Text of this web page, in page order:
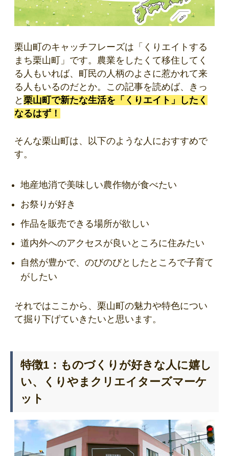
栗山町のキャッチフレーズは「くりエイトする
まち栗山町」です。農業をしたくて移住してく
る人もいれば、町民の人柄のよさに惹かれて来
る人もいるのだとか。この記事を読めば、きっ
と 栗山町で新たな生活を「くりエイト」したく
なるはず！
そんな栗山町は、以下のような人におすすめで
す。
地産地消で美味しい農作物が食べたい
お祭りが好き
作品を販売できる場所が欲しい
道内外へのアクセスが良いところに住みたい
自然が豊かで、のびのびとしたところで子育て
がしたい
それではここから、栗山町の魅力や特色につい
て掘り下げていきたいと思います。
特徴1：ものづくりが好きな人に嬉し
い、くりやまクリエイターズマーケ
ット